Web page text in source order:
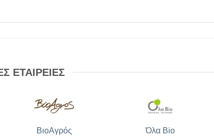
ΕΤΑΙΡΕΙΕΣ
ΒιοΑγρός Όλα Bio